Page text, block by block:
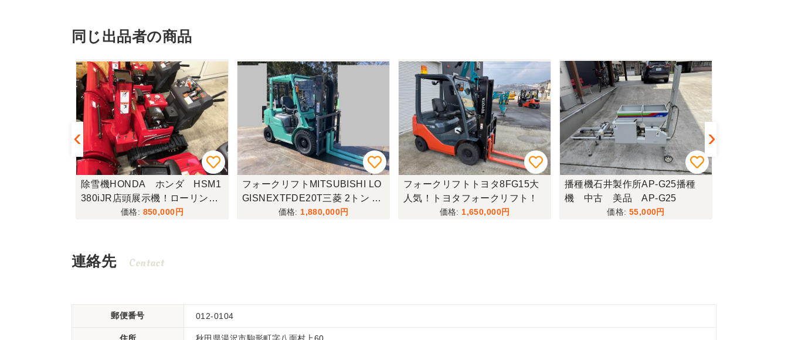
同じ出品者の商品
除雪機HONDA ホンダ HSM1
380iJR店頭展示機！ローリング
付き！ほぼ新品！1台のみ特価！
850,000
フォークリフトMITSUBISHI LO
GISNEXTFDE20T三菱 2トン フ
ォークリフト 1,880,000
フォークリフトトヨタ8FG15大
人気！トヨタフォークリフト！
1,650,000
播種機石井製作所AP-G25播種
機 中古 美品 AP-G25
55,000
連絡先 Contact
郵便番号 012-0104